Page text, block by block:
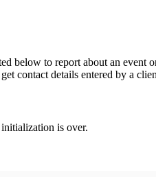
below to report about an event
contact details entered by a
is over.